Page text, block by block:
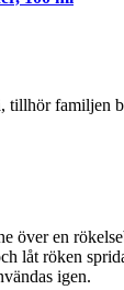
tillhör familjen
över en
låt röken
igen.